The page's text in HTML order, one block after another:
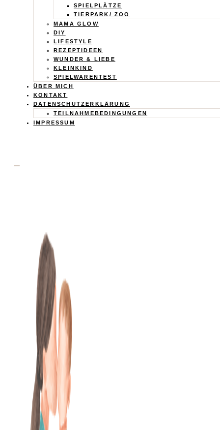
SPIELPLÄTZE
TIERPARK/ ZOO
MAMA GLOW
DIY
LIFESTYLE
REZEPTIDEEN
WUNDER & LIEBE
KLEINKIND
SPIELWARENTEST
ÜBER MICH
KONTAKT
DATENSCHUTZERKLÄRUNG
TEILNAHMEBEDINGUNGEN
IMPRESSUM